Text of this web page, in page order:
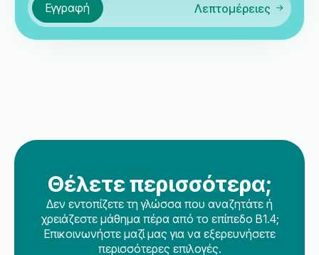
Εγγραφή Λεπτομέρειες
Θέλετε περισσότερα;
Δεν εντοπίζετε τη γλώσσα που αναζητάτε ή
χρειάζεστε μάθημα πέρα από το επίπεδο B1.4;
Επικοινωνήστε μαζί μας για να εξερευνήσετε
περισσότερες επιλογές.